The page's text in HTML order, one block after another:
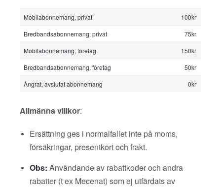
Mobilabonnemang, privat
100kr
Bredbandsabonnemang, privat
75kr
Mobilabonnemang, företag
150kr
Bredbandsabonnemang, företag
50kr
Ångrat, avslutat abonnemang
0kr
Allmänna villkor:
Ersättning ges i normalfallet inte på moms,
försäkringar, presentkort och frakt.
Obs: Användande av rabattkoder och andra
rabatter (t ex Mecenat) som ej utfärdats av